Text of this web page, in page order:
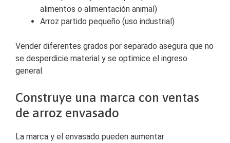
alimentos o alimentación animal)
Arroz partido pequeño (uso industrial)
Vender diferentes grados por separado asegura que no
se desperdicie material y se optimice el ingreso
general.
Construye una marca con ventas
de arroz envasado
La marca y el envasado pueden aumentar